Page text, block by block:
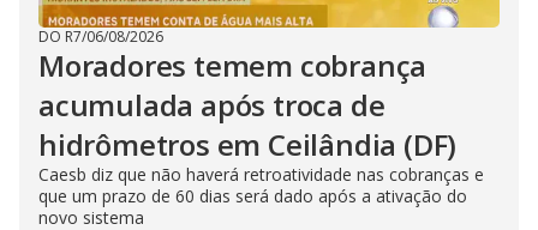
DO R7/06/08/2026
Moradores temem cobrança
acumulada após troca de
hidrômetros em Ceilândia (DF)
Caesb diz que não haverá retroatividade nas cobranças e
que um prazo de 60 dias será dado após a ativação do
novo sistema